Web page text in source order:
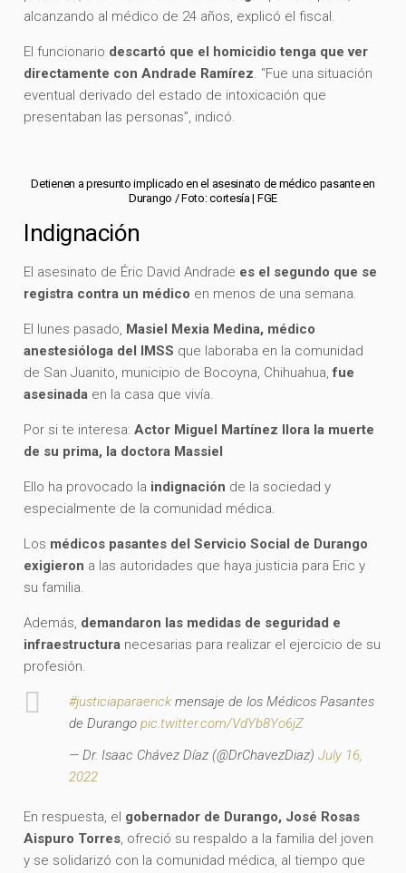
alcanzando al médico de 24 años, explicó el fiscal.
El funcionario descartó que el homicidio tenga que ver
directamente con Andrade Ramírez. “Fue una situación
eventual derivado del estado de intoxicación que
presentaban las personas”, indicó.
Detienen a presunto implicado en el asesinato de médico pasante en
Durango / Foto: cortesía | FGE
Indignación
El asesinato de Éric David Andrade es el segundo que se
registra contra un médico en menos de una semana.
El lunes pasado, Masiel Mexia Medina, médico
anestesióloga del IMSS que laboraba en la comunidad
de San Juanito, municipio de Bocoyna, Chihuahua,fue
asesinada en la casa que vivía.
Por si te interesa:Actor Miguel Martínez llora la muerte
de su prima, la doctora Massiel
Ello ha provocado la indignación de la sociedad y
especialmente de la comunidad médica.
Los médicos pasantes del Servicio Social de Durango
exigieron a las autoridades que haya justicia para Eric y
su familia.
Además, demandaron las medidas de seguridad e
infraestructura necesarias para realizar el ejercicio de su
profesión.
#justiciaparaerick mensaje de los Médicos Pasantes
de Durangopic.twitter.com/VdYb8Yo6jZ
— Dr. Isaac Chávez Díaz (@DrChavezDiaz)July 16,
2022
En respuesta, el gobernador de Durango, José Rosas
Aispuro Torres, ofreció su respaldo a la familia del joven
y se solidarizó con la comunidad médica, al tiempo que